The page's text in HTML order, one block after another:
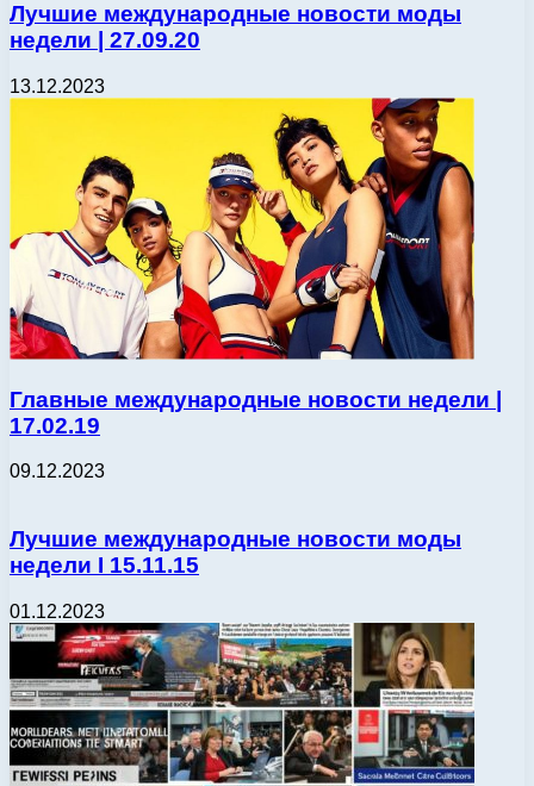
Лучшие международные новости моды
недели | 27.09.20
13.12.2023
Главные международные новости недели |
17.02.19
09.12.2023
Лучшие международные новости моды
недели І 15.11.15
01.12.2023